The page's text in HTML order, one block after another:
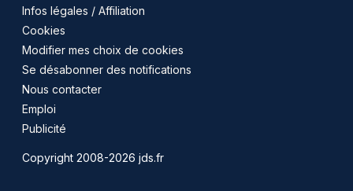
Infos légales / Affiliation
Cookies
Modifier mes choix de cookies
Se désabonner des notifications
Nous contacter
Emploi
Publicité
Copyright 2008-2026 jds.fr